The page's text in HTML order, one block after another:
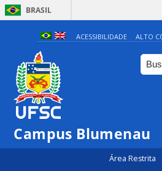
BRASIL
ACESSIBILIDADE ALTO
Campus Blumenau
Área Restrita